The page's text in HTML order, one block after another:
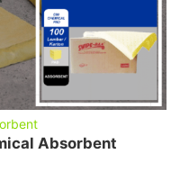
Absorbent